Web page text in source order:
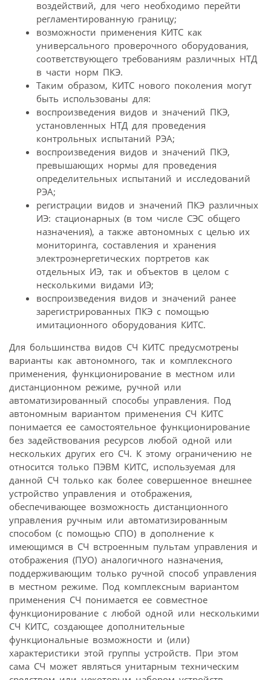
воздействий, для чего необходимо перейти
регламентированную границу;
возможности применения КИТС как
универсального проверочного оборудования,
соответствующего требованиям различных НТД
в части норм ПКЭ.
Таким образом, КИТС нового поколения могут
быть использованы для:
воспроизведения видов и значений ПКЭ,
установленных НТД для проведения
контрольных испытаний РЭА;
воспроизведения видов и значений ПКЭ,
превышающих нормы для проведения
определительных испытаний и исследований
РЭА;
регистрации видов и значений ПКЭ различных
ИЭ: стационарных (в том числе СЭС общего
назначения), а также автономных с целью их
мониторинга, составления и хранения
электроэнергетических портретов как
отдельных ИЭ, так и объектов в целом с
несколькими видами ИЭ;
воспроизведения видов и значений ранее
зарегистрированных ПКЭ с помощью
имитационного оборудования КИТС.
Для большинства видов СЧ КИТС предусмотрены
варианты как автономного, так и комплексного
применения, функционирование в местном или
дистанционном режиме, ручной или
автоматизированный способы управления. Под
автономным вариантом применения СЧ КИТС
понимается ее самостоятельное функционирование
без задействования ресурсов любой одной или
нескольких других его СЧ. К этому ограничению не
относится только ПЭВМ КИТС, используемая для
данной СЧ только как более совершенное внешнее
устройство управления и отображения,
обеспечивающее возможность дистанционного
управления ручным или автоматизированным
способом (с помощью СПО) в дополнение к
имеющимся в СЧ встроенным пультам управления и
отображения (ПУО) аналогичного назначения,
поддерживающим только ручной способ управления
в местном режиме. Под комплексным вариантом
применения СЧ понимается ее совместное
функционирование с любой одной или несколькими
СЧ КИТС, создающее дополнительные
функциональные возможности и (или)
характеристики этой группы устройств. При этом
сама СЧ может являться унитарным техническим